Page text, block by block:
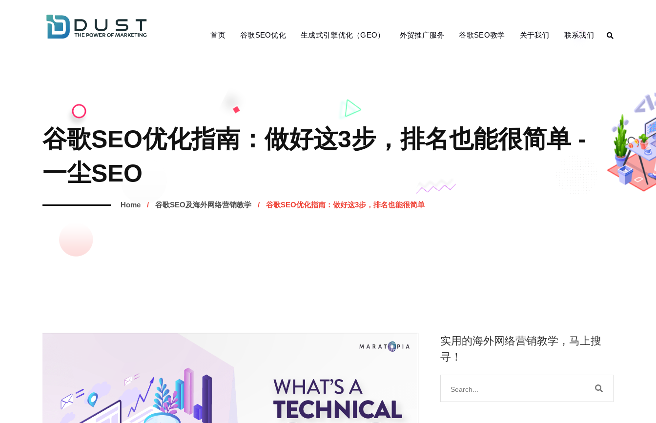
首页 谷歌SEO优化 生成式引擎优化（GEO） 外贸推广服务 谷歌SEO教学 关于我们 联系我们
谷歌SEO优化指南：做好这3步，排名也能很简单 -
一尘SEO
Home 谷歌SEO及海外网络营销教学 谷歌SEO优化指南：做好这3步，排名也能很简单
实用的海外网络营销教学，马上搜
寻！